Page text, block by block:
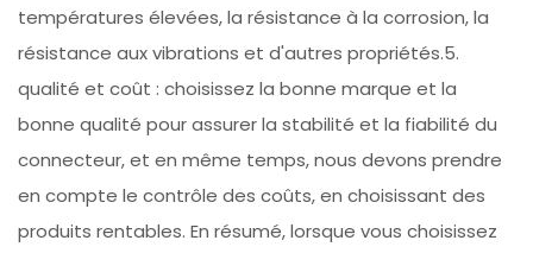
températures élevées, la résistance à la corrosion, la
résistance aux vibrations et d'autres propriétés.5.
qualité et coût : choisissez la bonne marque et la
bonne qualité pour assurer la stabilité et la fiabilité du
connecteur, et en même temps, nous devons prendre
en compte le contrôle des coûts, en choisissant des
produits rentables. En résumé, lorsque vous choisissez